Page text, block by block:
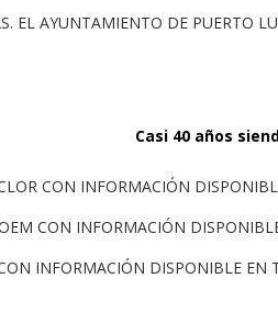
EL AYUNTAMIENTO DE PUERTO
Casi 40 años
CON INFORMACIÓN
CON INFORMACIÓN
INFORMACIÓN DISPONIBLE EN